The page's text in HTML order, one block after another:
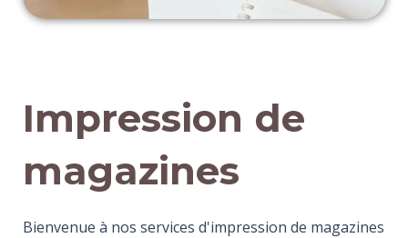
Impression de
magazines
Bienvenue à nos services d'impression de magazines